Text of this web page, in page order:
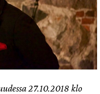
27.10.2018 klo